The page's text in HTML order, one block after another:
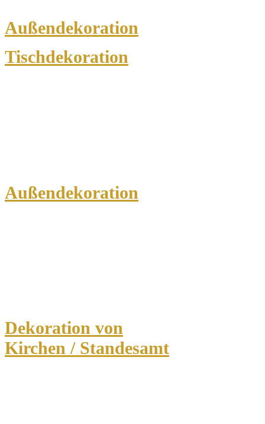
Tischdekoration
Außendekoration
Außendekoration
Dekoration von
Kirchen / Standesamt